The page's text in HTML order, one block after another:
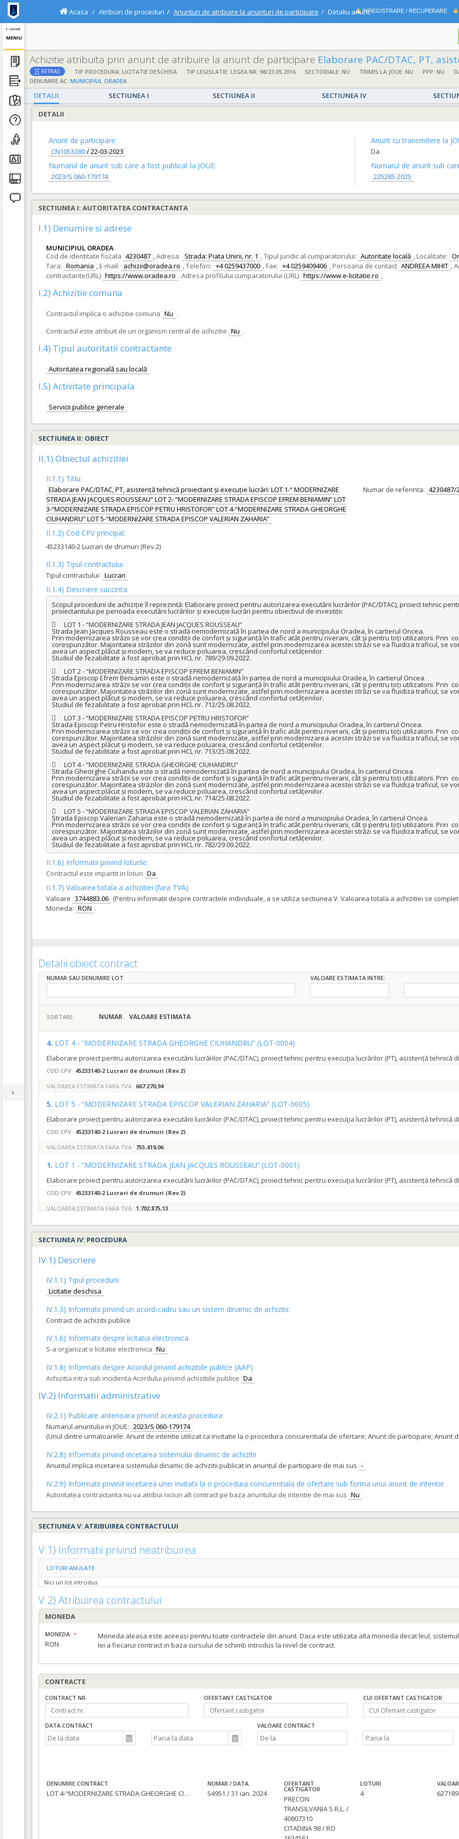
E - LICITATIE
MENIU
INREGISTRARE / RECUPERARE
Acasa Atribuiri de proceduri Anunturi de atribuire la anunturi de participare Detaliu anunt
Achizitie atribuita prin anunt de atribuire la anunt de participare Elaborare PAC/DTAC, PT, asistență tehnică proiectant și execuție lucrări: LOT 1-“ MODERNIZARE STRADA JEAN JACQUES ROUSSEAU” LOT 2-
RETRAS TIP PROCEDURA: LICITATIE DESCHISA TIP LEGISLATIE: LEGEA NR. 98/23.05.2016 SECTORIALE: NU TRIMIS LA JOUE: NU PPP: NU
DENUMIRE AC: MUNICIPIUL ORADEA
DETALII SECTIUNEA I SECTIUNEA II SECTIUNEA IV
DETALII
Anunt de participare:
CN1053280/22-03-2023
Numarul de anunt sub care a fost publicat la JOUE:
2023/S 060-179174
Anunt cu transmitere la
Da
Numarul de anunt sub
225285-2025
SECTIUNEA I: AUTORITATEA CONTRACTANTA
I.1) Denumire si adrese
MUNICIPIUL ORADEA
Cod de identitate fiscala 4230487 ,Adresa: Strada: Piata Unirii, nr. 1 ,Tipul juridic al cumparatorului: Autoritate locală , Localitate:
Tara: Romania , E-mail: achizii@oradea.ro ,Telefon: +4 0259437000 , Fax: +4 0259409406 , Persoana de contact ANDREEA MIHIT ,
contractante(URL) https://www.oradea.ro . Adresa profilului cumparatorului (URL) https://www.e-licitatie.ro ,
I.2) Achizitie comuna
Contractul implica o achizitie comuna Nu .
Contractul este atribuit de un organism central de achizitie Nu .
I.4) Tipul autoritatii contractante
Autoritatea regională sau locală
I.5) Activitate principala
Servicii publice generale
SECTIUNEA II: OBIECT
II.1) Obiectul achizitiei
II.1.1) Titlu:
Elaborare PAC/DTAC, PT, asistență tehnică proiectant și execuție lucrări: LOT 1-“ MODERNIZARE
STRADA JEAN JACQUES ROUSSEAU” LOT 2- “MODERNIZARE STRADA EPISCOP EFREM BENIAMIN” LOT
3-“MODERNIZARE STRADA EPISCOP PETRU HRISTOFOR” LOT 4-“MODERNIZARE STRADA GHEORGHE
CIUHANDRU” LOT 5-“MODERNIZARE STRADA EPISCOP VALERIAN ZAHARIA”
Numar de referinta: 4230487/
II.1.2) Cod CPV principal:
45233140-2 Lucrari de drumuri (Rev.2)
II.1.3) Tipul contractului
Tipul contractului: Lucrari
II.1.4) Descriere succinta:
Scopul procedurii de achiziție îl reprezintă: Elaborare proiect pentru autorizarea executării lucrărilor (PAC/DTAC), proiect tehnic
proiectantului pe perioada executării lucrărilor și execuție lucrări pentru obiectivul de investiții:
	LOT 1 - “MODERNIZARE STRADA JEAN JACQUES ROUSSEAU”
Strada Jean Jacques Rousseau este o stradă nemodernizată în partea de nord a municipiului Oradea, în cartierul Oncea.
Prin modernizarea străzii se vor crea condiții de confort și siguranță în trafic atât pentru riverani, cât și pentru toți utilizatorii. Prin
corespunzător. Majoritatea străzilor din zonă sunt modernizate, astfel prin modernizarea acestei străzi se va fluidiza traficul, se
avea un aspect plăcut și modern, se va reduce poluarea, crescând confortul cetățenilor.
Studiul de fezabilitate a fost aprobat prin HCL nr. 789/29.09.2022.
	LOT 2 - “MODERNIZARE STRADA EPISCOP EFREM BENIAMIN”
Strada Episcop Efrem Beniamin este o stradă nemodernizată în partea de nord a municipiului Oradea, în cartierul Oncea.
Prin modernizarea străzii se vor crea condiții de confort și siguranță în trafic atât pentru riverani, cât și pentru toți utilizatorii. Prin
corespunzător. Majoritatea străzilor din zonă sunt modernizate, astfel prin modernizarea acestei străzi se va fluidiza traficul, se
avea un aspect plăcut și modern, se va reduce poluarea, crescând confortul cetățenilor.
Studiul de fezabilitate a fost aprobat prin HCL nr. 712/25.08.2022.
	LOT 3 - “MODERNIZARE STRADA EPISCOP PETRU HRISTOFOR”
Strada Episcop Petru Hristofor este o stradă nemodernizată în partea de nord a municipiului Oradea, în cartierul Oncea.
Prin modernizarea străzii se vor crea condiții de confort și siguranță în trafic atât pentru riverani, cât și pentru toți utilizatorii. Prin
corespunzător. Majoritatea străzilor din zonă sunt modernizate, astfel prin modernizarea acestei străzi se va fluidiza traficul, se
avea un aspect plăcut și modern, se va reduce poluarea, crescând confortul cetățenilor.
Studiul de fezabilitate a fost aprobat prin HCL nr. 713/25.08.2022.
	LOT 4 - “MODERNIZARE STRADA GHEORGHE CIUHANDRU”
Strada Gheorghe Ciuhandu este o stradă nemodernizată în partea de nord a municipiului Oradea, în cartierul Oncea.
Prin modernizarea străzii se vor crea condiții de confort și siguranță în trafic atât pentru riverani, cât și pentru toți utilizatorii. Prin
corespunzător. Majoritatea străzilor din zonă sunt modernizate, astfel prin modernizarea acestei străzi se va fluidiza traficul, se
avea un aspect plăcut și modern, se va reduce poluarea, crescând confortul cetățenilor.
Studiul de fezabilitate a fost aprobat prin HCL nr. 714/25.08.2022.
	LOT 5 - “MODERNIZARE STRADA EPISCOP VALERIAN ZAHARIA”
Strada Episcop Valerian Zaharia este o stradă nemodernizată în partea de nord a municipiului Oradea, în cartierul Oncea.
Prin modernizarea străzii se vor crea condiții de confort și siguranță în trafic atât pentru riverani, cât și pentru toți utilizatorii. Prin
corespunzător. Majoritatea străzilor din zonă sunt modernizate, astfel prin modernizarea acestei străzi se va fluidiza traficul, se
avea un aspect plăcut și modern, se va reduce poluarea, crescând confortul cetățenilor.
Studiul de fezabilitate a fost aprobat prin HCL nr. 782/29.09.2022.
II.1.6) Informatii privind loturile:
Contractul este impartit in loturi Da
II.1.7) Valoarea totala a achizitiei (fara TVA)
Valoare 3744883.06 (Pentru informatii despre contractele individuale, a se utiliza sectiunea V. Valoarea totala a achizitiei se
Moneda: RON .
Detalii obiect contract
NUMAR SAU DENUMIRE LOT VALOARE ESTIMATA INTRE:
SORTARE: NUMAR VALOARE ESTIMATA
4. LOT 4 - “MODERNIZARE STRADA GHEORGHE CIUHANDRU” (LOT-0004)
COD CPV: 45233140-2 Lucrari de drumuri (Rev.2)
VALOAREA ESTIMATA FARA TVA: 667.270,94
5. LOT 5 - “MODERNIZARE STRADA EPISCOP VALERIAN ZAHARIA” (LOT-0005)
COD CPV: 45233140-2 Lucrari de drumuri (Rev.2)
VALOAREA ESTIMATA FARA TVA: 755.419,06
1. LOT 1 - “MODERNIZARE STRADA JEAN JACQUES ROUSSEAU” (LOT-0001)
COD CPV: 45233140-2 Lucrari de drumuri (Rev.2)
VALOAREA ESTIMATA FARA TVA: 1.702.875,13
2. LOT 2 - “MODERNIZARE STRADA EPISCOP EFREM BENIAMIN”(LOT-0002)
3. LOT 3 - “MODERNIZARE STRADA EPISCOP PETRU HRISTOFOR”
COD CPV:
45233140-2 Lucrari de drumuri (Rev.2)
SECTIUNEA IV: PROCEDURA
IV.1) Descriere
IV.1.1) Tipul procedurii
Licitatie deschisa
IV.1.3) Informatii privind un acord-cadru sau un sistem dinamic de achizitii:
Contract de achizitii publice
IV.1.6) Informatii despre licitatia electronica
S-a organizat o licitatie electronica Nu
IV.1.8) Informatii despre Acordul privind achizitiile publice (AAP)
Achizitia intra sub incidenta Acordului privind achizitiile publice Da
IV.2) Informatii administrative
IV.2.1) Publicare anterioara privind aceasta procedura:
Numarul anuntului in JOUE: 2023/S 060-179174
(Unul dintre urmatoarele: Anunt de intentie utilizat ca invitatie la o procedura concurentiala de ofertare; Anunt de participare; Anunt
IV.2.8) Informatii privind incetarea sistemului dinamic de achizitii
Anuntul implica incetarea sistemului dinamic de achizitii publicat in anuntul de participare de mai sus -
IV.2.9) Informatii privind incetarea unei invitatii la o procedura concurentiala de ofertare sub forma unui anunt de intentie
Autoritatea contractanta nu va atribui niciun alt contract pe baza anuntului de intentie de mai sus Nu
SECTIUNEA V: ATRIBUIREA CONTRACTULUI
V.1) Informatii privind neatribuirea
LOTURI ANULATE
Nici un lot introdus
V.2) Atribuirea contractului
MONEDA
MONEDA:
RON
Moneda aleasa este aceeasi pentru toate contractele din anunt. Daca este utilizata alta moneda decat leul,
lei a fiecarui contract in baza cursului de schimb introdus la nivel de contract.
CONTRACTE
CONTRACT NR. OFERTANT CASTIGATOR CUI OFERTANT CASTIGATOR
DATA CONTRACT VALOARE CONTRACT
DENUMIRE CONTRACT
LOT 4-“MODERNIZARE STRADA GHEORGHE CIUHANDU”
NUMAR / DATA
54951 / 31 ian. 2024
OFERTANT
CASTIGATOR
PRECON
TRANSILVANIA S.R.L. /
40807310
CITADINA 98 / RO
LOTURI
4